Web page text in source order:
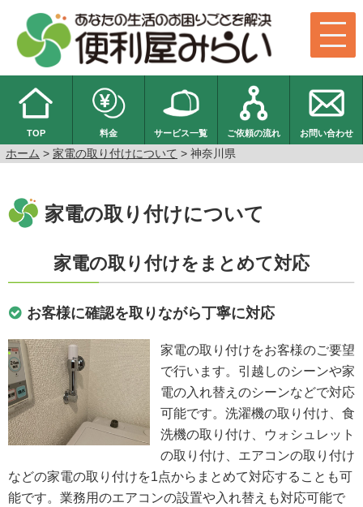
TOP 料金 サービス一覧 ご依頼の流れ お問い合わせ
ホーム > 家電の取り付けについて > 神奈川県
家電の取り付けについて
家電の取り付けをまとめて対応
お客様に確認を取りながら丁寧に対応
家電の取り付けをお客様のご要望
で行います。引越しのシーンや家
電の入れ替えのシーンなどで対応
可能です。洗濯機の取り付け、食
洗機の取り付け、ウォシュレット
の取り付け、エアコンの取り付け
などの家電の取り付けを1点からまとめて対応することも可
能です。業務用のエアコンの設置や入れ替えも対応可能で